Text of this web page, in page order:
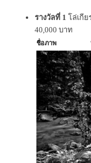
รางวัลที่ 1 โล่เกี
40,000 บาท
ชื่อภาพ